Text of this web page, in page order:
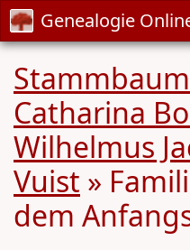
Genealogie
Catharina
Wilhelmus
Vuist »
dem